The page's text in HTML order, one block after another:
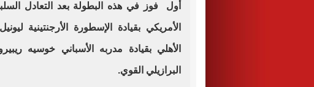
أول فوز في هذه البطولة بعد التعادل
الأمريكي بقيادة الإسطورة الأرجنتينية
الأهلي بقيادة مدربه الأسباني خوسيه
البرازيلي القوي.